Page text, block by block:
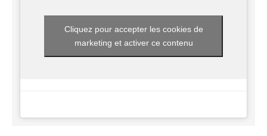
Cliquez pour accepter les cookies de
marketing et activer ce contenu